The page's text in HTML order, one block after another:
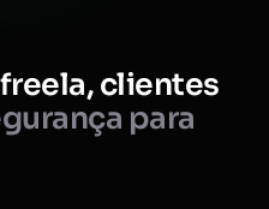
clientes
para